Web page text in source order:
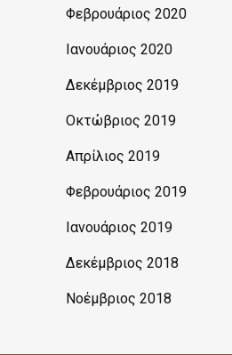
Φεβρουάριος 2020
Ιανουάριος 2020
Δεκέμβριος 2019
Οκτώβριος 2019
Απρίλιος 2019
Φεβρουάριος 2019
Ιανουάριος 2019
Δεκέμβριος 2018
Νοέμβριος 2018